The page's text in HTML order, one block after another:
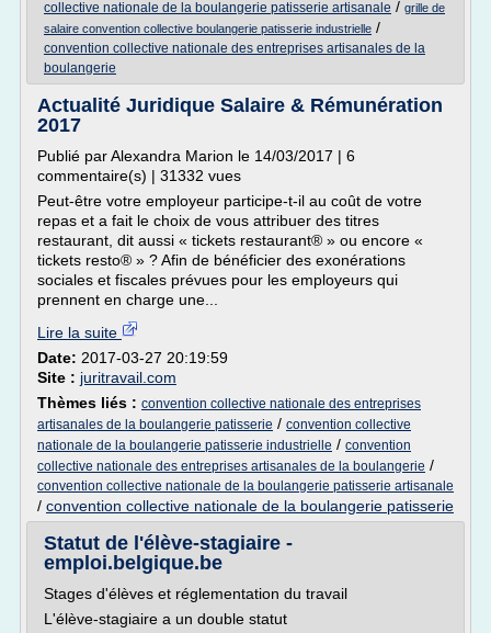
collective nationale de la boulangerie patisserie artisanale / grille de
salaire convention collective boulangerie patisserie industrielle /
convention collective nationale des entreprises artisanales de la
boulangerie
Actualité Juridique Salaire & Rémunération
2017
Publié par Alexandra Marion le 14/03/2017 | 6
commentaire(s) | 31332 vues
Peut-être votre employeur participe-t-il au coût de votre
repas et a fait le choix de vous attribuer des titres
restaurant, dit aussi « tickets restaurant® » ou encore «
tickets resto® » ? Afin de bénéficier des exonérations
sociales et fiscales prévues pour les employeurs qui
prennent en charge une...
Lire la suite
Date: 2017-03-27 20:19:59
Site : juritravail.com
Thèmes liés : convention collective nationale des entreprises
artisanales de la boulangerie patisserie / convention collective
nationale de la boulangerie patisserie industrielle / convention
collective nationale des entreprises artisanales de la boulangerie /
convention collective nationale de la boulangerie patisserie artisanale
/ convention collective nationale de la boulangerie patisserie
Statut de l'élève-stagiaire -
emploi.belgique.be
Stages d'élèves et réglementation du travail
L'élève-stagiaire a un double statut